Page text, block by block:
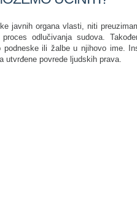
javnih organa vlasti, niti
odlučivanja sudova.
podneske ili žalbe u njihovo ime.
utvrđene povrede ljudskih prava.